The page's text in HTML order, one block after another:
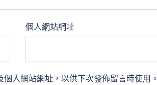
個人網站網址
人網站網址，以供下次發佈留言時使用。